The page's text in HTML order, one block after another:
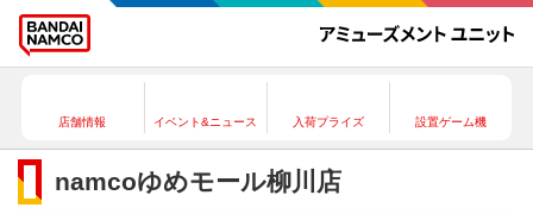
店舗情報 イベント&ニュース 入荷プライズ 設置ゲーム機
namcoゆめモール柳川店